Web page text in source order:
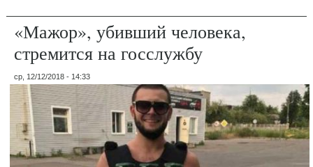
«Мажор», убивший человека,
стремится на госслужбу
ср, 12/12/2018 - 14:33